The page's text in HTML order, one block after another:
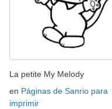
La petite My Melody
en Páginas de Sanrio para
imprimir